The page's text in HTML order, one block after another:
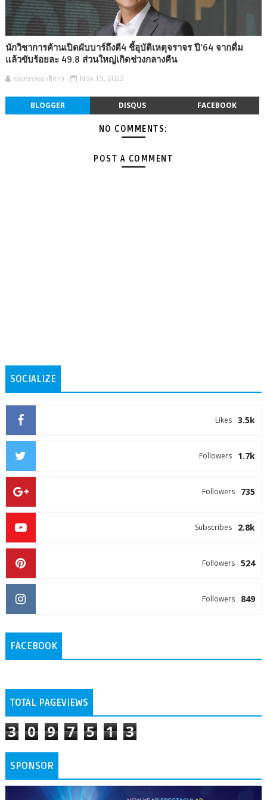
นักวิชาการค้านเปิดผับบาร์ถึงตี4 ชี้อุบัติเหตุจราจร ปี'64 จากดื่ม
แล้วขับร้อยละ 49.8 ส่วนใหญ่เกิดช่วงกลางคืน
กองบรรณาธิการ Nov 15, 2022
BLOGGER DISQUS FACEBOOK
NO COMMENTS:
POST A COMMENT
SOCIALIZE
3.5k
Likes
1.7k
Followers
735
Followers
2.8k
Subscribes
524
Followers
849
Followers
FACEBOOK
TOTAL PAGEVIEWS
3 0 9 7 5 1 3
SPONSOR